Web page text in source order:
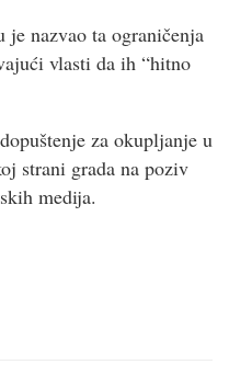
nazvao ta ograničenja
vlasti da ih “hitno
za okupljanje u
strani grada na poziv
medija.